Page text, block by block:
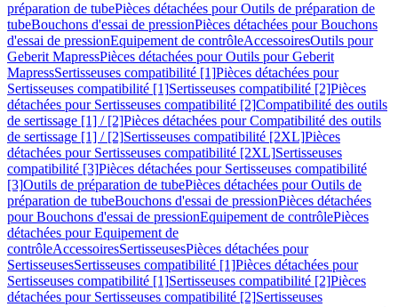
préparation de tubePièces détachées pour Outils de préparation de
tubeBouchons d'essai de pressionPièces détachées pour Bouchons
d'essai de pressionEquipement de contrôleAccessoiresOutils pour
Geberit MapressPièces détachées pour Outils pour Geberit
MapressSertisseuses compatibilité [1]Pièces détachées pour
Sertisseuses compatibilité [1]Sertisseuses compatibilité [2]Pièces
détachées pour Sertisseuses compatibilité [2]Compatibilité des outils
de sertissage [1] / [2]Pièces détachées pour Compatibilité des outils
de sertissage [1] / [2]Sertisseuses compatibilité [2XL]Pièces
détachées pour Sertisseuses compatibilité [2XL]Sertisseuses
compatibilité [3]Pièces détachées pour Sertisseuses compatibilité
[3]Outils de préparation de tubePièces détachées pour Outils de
préparation de tubeBouchons d'essai de pressionPièces détachées
pour Bouchons d'essai de pressionEquipement de contrôlePièces
détachées pour Equipement de
contrôleAccessoiresSertisseusesPièces détachées pour
SertisseusesSertisseuses compatibilité [1]Pièces détachées pour
Sertisseuses compatibilité [1]Sertisseuses compatibilité [2]Pièces
détachées pour Sertisseuses compatibilité [2]Sertisseuses